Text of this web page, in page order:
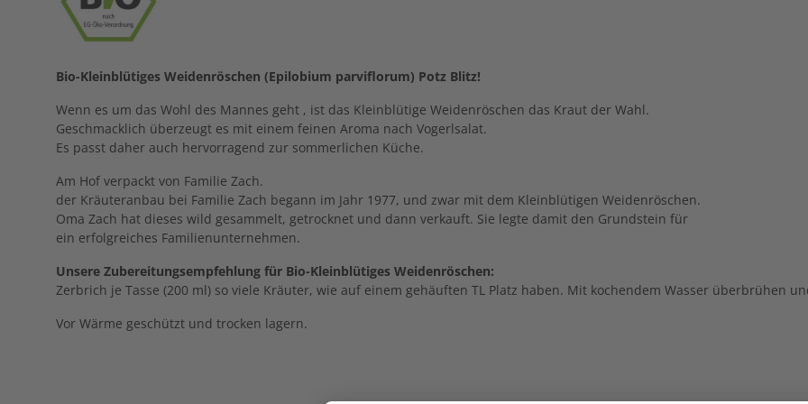
Bio-Kleinblütiges Weidenröschen (Epilobium parviflorum) Potz Blitz!
Wenn es um das Wohl des Mannes geht , ist das Kleinblütige Weidenröschen das Kraut der Wahl.
Geschmacklich überzeugt es mit einem feinen Aroma nach Vogerlsalat.
Es passt daher auch hervorragend zur sommerlichen Küche.
Am Hof verpackt von Familie Zach.
der Kräuteranbau bei Familie Zach begann im Jahr 1977, und zwar mit dem Kleinblütigen Weidenröschen.
Oma Zach hat dieses wild gesammelt, getrocknet und dann verkauft. Sie legte damit den Grundstein für
ein erfolgreiches Familienunternehmen.
Unsere Zubereitungsempfehlung für Bio-Kleinblütiges Weidenröschen:
Zerbrich je Tasse (200 ml) so viele Kräuter, wie auf einem gehäuften TL Platz haben. Mit kochendem Wasser überbrühen
Vor Wärme geschützt und trocken lagern.